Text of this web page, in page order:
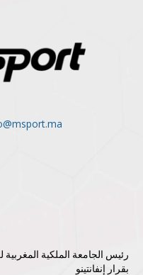
رئيس الجامعة الملكية
بقرار إنفانتينو